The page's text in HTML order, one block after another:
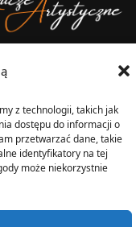
z technologii, takich jak
dostępu do informacji o
przetwarzać dane, takie
identyfikatory na tej
może niekorzystnie
Zniczy